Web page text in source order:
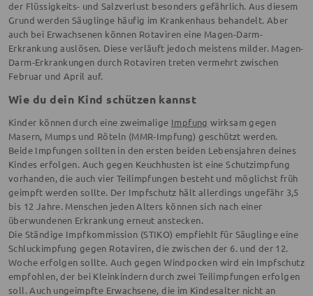
der Flüssigkeits- und Salzverlust besonders gefährlich. Aus diesem
Grund werden Säuglinge häufig im Krankenhaus behandelt. Aber
auch bei Erwachsenen können Rotaviren eine Magen-Darm-
Erkrankung auslösen. Diese verläuft jedoch meistens milder. Magen-
Darm-Erkrankungen durch Rotaviren treten vermehrt zwischen
Februar und April auf.
Wie du dein Kind schützen kannst
Kinder können durch eine zweimalige Impfung wirksam gegen
Masern, Mumps und Röteln (MMR-Impfung) geschützt werden.
Beide Impfungen sollten in den ersten beiden Lebensjahren deines
Kindes erfolgen. Auch gegen Keuchhusten ist eine Schutzimpfung
vorhanden, die auch vier Teilimpfungen besteht und möglichst früh
geimpft werden sollte. Der Impfschutz hält allerdings ungefähr 3,5
bis 12 Jahre. Menschen jeden Alters können sich nach einer
überwundenen Erkrankung erneut anstecken.
Die Ständige Impfkommission (STIKO) empfiehlt für Säuglinge eine
Schluckimpfung gegen Rotaviren, die zwischen der 6. und der 12.
Woche erfolgen sollte. Auch gegen Windpocken wird ein Impfschutz
empfohlen, der bei Kleinkindern durch zwei Teilimpfungen erfolgen
soll. Auch ungeimpfte Erwachsene, die im Kindesalter nicht an